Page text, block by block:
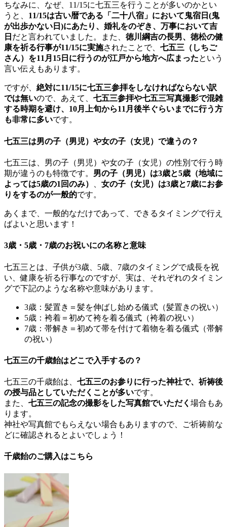
ちなみに、なぜ、11/15に七五三を行うことが多いのかとい
うと、 11/15は古い暦である「二十八宿」において鬼宿日(鬼
が出歩かない日)にあたり、婚礼をのぞき、万事において吉
日 だと言われていました。また、 徳川綱吉の長男、徳松の健
康を祈る行事が11/15に実施されたことで、 七五三（しちご
さん）を11月15日に行うのが江戸から地方へ広まったという
言い伝えもあります。
ですが、 絶対に11/15に七五三参拝をしなければならない訳
では無いので、あえて、 七五三参拝や七五三写真撮影で混雑
する時期を避け、10月上旬から11月後半ぐらいまでに行う方
も非常に多いです。
七五三は男の子（男児）や女の子（女児）で違うの？
七五三は、男の子（男児）や女の子（女児）の性別で行う時
期が違うのも特徴です。 男の子（男児）は3歳と5歳（地域に
よっては5歳の1回のみ）
女の子（女児）は3歳と7歳にお参
りをするのが一般的です。
あくまで、一般的なだけであって、できるタイミングで行え
ばよいと思います！
3歳・5歳・7歳のお祝いにの名称と意味
七五三とは、子供が3歳、5歳、7歳のタイミングで成長を祝
い、健康を祈る行事なのですが、実は、それぞれのタイミン
グで下記のような名称や意味があります。
3歳：髪置き＝髪を伸ばし始める儀式（髪置きの祝い）
5歳：袴着＝初めて袴を着る儀式（袴着の祝い）
7歳：帯解き＝初めて帯を付けて着物を着る儀式（帯解
の祝い）
七五三の千歳飴はどこで入手するの？
七五三の千歳飴は、 七五三のお参りに行った神社で、祈祷後
の授与品としていただくことが多いです。
また、 七五三の記念の撮影をした写真館でいただく 場合もあ
ります。
神社や写真館でもらえない場合もありますので、ご祈祷前な
どに確認されるとよいでしょう！
千歳飴のご購入はこちら